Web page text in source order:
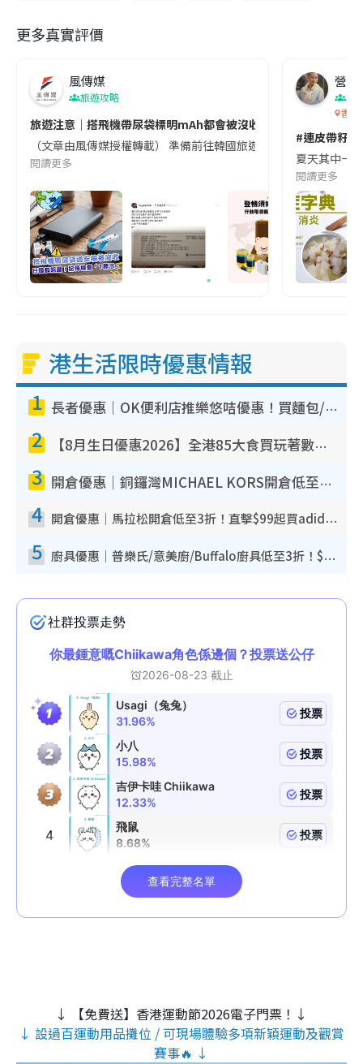
更多真實評價
風傳媒
旅遊攻略
旅遊注意｜搭飛機帶尿袋標明mAh都會被沒收😱出發前切記檢查
（文章由風傳媒授權轉載） 準備前往韓國旅遊的民眾，近期要
閱讀更多
營養
香港
#連皮帶籽
夏天其中一
閱讀更多
港生活限時優惠情報
1 長者優惠｜OK便利店推樂悠咭優惠！買麵包/牛奶/保健品拍卡即減
2 【8月生日優惠2026】全港85大食買玩著數攻略 自助餐/火鍋放題同行免費＋誠品/DONKI送現金券
3 開倉優惠｜銅鑼灣MICHAEL KORS開倉低至17折！直擊$500起買手袋/銀包/鞋款 必買經典Jet Set系列
4 開倉優惠｜馬拉松開倉低至3折！直擊$99起買adidas／New Balance／Puma鞋款 STANLEY保溫杯劈價至$119起
5 廚具優惠｜普樂氏/意美廚/Buffalo廚具低至3折！$89起買煎鍋／炒鑊／個人鍋 同場小家電激減至$99起
↓ 【免費送】香港運動節2026電子門票！↓
↓ 設過百運動用品攤位 / 可現場體驗多項新穎運動及觀賞
賽事🔥 ↓